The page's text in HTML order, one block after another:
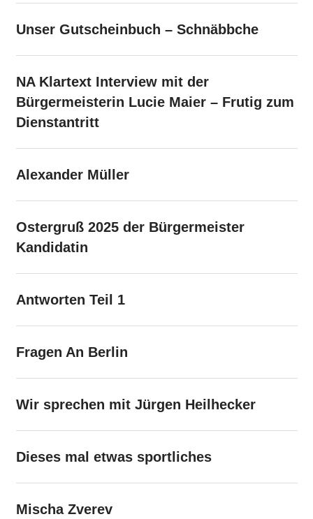
Unser Gutscheinbuch – Schnäbbche
NA Klartext Interview mit der
Bürgermeisterin Lucie Maier – Frutig zum
Dienstantritt
Alexander Müller
Ostergruß 2025 der Bürgermeister
Kandidatin
Antworten Teil 1
Fragen An Berlin
Wir sprechen mit Jürgen Heilhecker
Dieses mal etwas sportliches
Mischa Zverev